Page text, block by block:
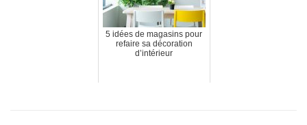
5 idées de magasins pour
refaire sa décoration
d’intérieur